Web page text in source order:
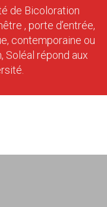
de Bicoloration
, porte d’entrée,
contemporaine ou
Soléal répond aux